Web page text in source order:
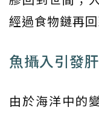
經過食物鏈再
魚攝入引發
由於海洋中的